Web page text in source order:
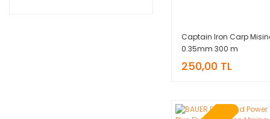
Captain Iron Carp
0.35mm 300 m
250,00 TL